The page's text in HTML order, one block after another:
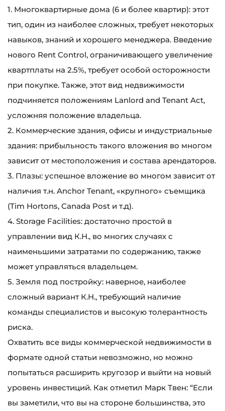
1. Многоквартирные дома (6 и более квартир): этот
тип, один из наиболее сложных, требует некоторых
навыков, знаний и хорошего менеджера. Введение
нового Rent Control, ограничивающего увеличение
квартплаты на 2.5%, требует особой осторожности
при покупке. Также, этот вид недвижимости
подчиняется положениям Lanlord and Tenant Act,
усложняя положение владельца.
2. Коммерческие здания, офисы и индустриальные
здания: прибыльность такого вложения во многом
зависит от местоположения и состава арендаторов.
3. Плазы: успешное вложение во многом зависит от
наличия т.н. Anchor Tenant, «крупного» съемщика
(Tim Hortons, Canada Post и т.д).
4. Storage Facilities: достаточно простой в
управлении вид К.Н., во многих случаях с
наименьшими затратами по содержанию, также
может управляться владельцем.
5. Земля под постройку: наверное, наиболее
сложный вариант К.Н., требующий наличие
команды специалистов и высокую толерантность
риска.
Охватить все виды коммерческой недвижимости в
формате одной статьи невозможно, но можно
попытаться расширить кругозор и выйти на новый
уровень инвестиций. Как отметил Марк Твен: “Если
вы заметили, что вы на стороне большинства, это